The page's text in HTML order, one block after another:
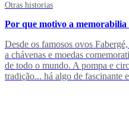
Otras historias
Por que motivo a
Desde os famosos ovos
a chávenas e moedas
de todo o mundo. A pompa e
tradição... há algo de fascinante